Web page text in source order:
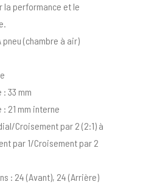
la performance et le
pneu (chambre à air)
33 mm
21 mm interne
Croisement par 2 (2:1) à
par 1/Croisement par 2
: 24 (Avant), 24 (Arrière)